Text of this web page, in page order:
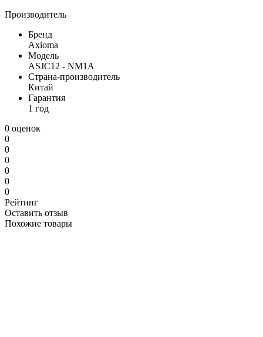
Производитель
Бренд
Axioma
Модель
ASJC12 - NM1A
Страна-производитель
Китай
Гарантия
1 год
0 оценок
0
0
0
0
0
0
Рейтинг
Оставить отзыв
Похожие товары